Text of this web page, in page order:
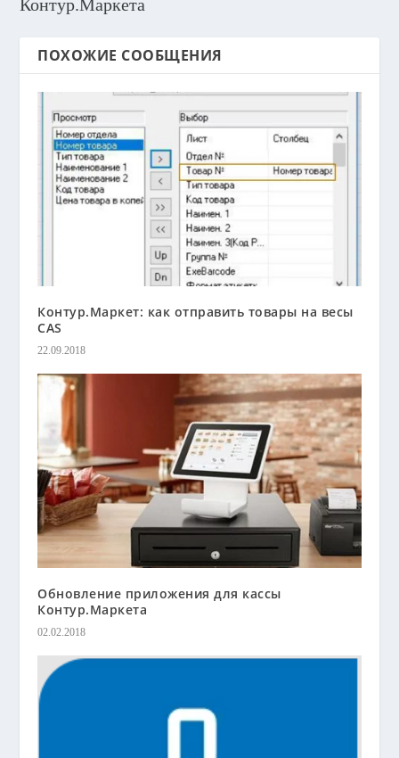
Контур.Маркета
ПОХОЖИЕ СООБЩЕНИЯ
Контур.Маркет: как отправить товары на весы
CAS
22.09.2018
Обновление приложения для кассы
Контур.Маркета
02.02.2018